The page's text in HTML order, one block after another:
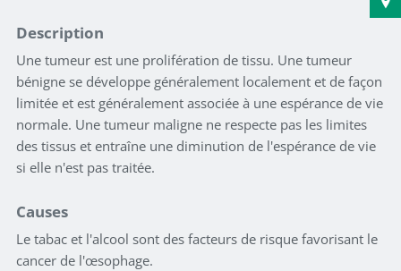
Description
Une tumeur est une prolifération de tissu. Une tumeur
bénigne se développe généralement localement et de façon
limitée et est généralement associée à une espérance de vie
normale. Une tumeur maligne ne respecte pas les limites
des tissus et entraîne une diminution de l'espérance de vie
si elle n'est pas traitée.
Causes
Le tabac et l'alcool sont des facteurs de risque favorisant le
cancer de l'œsophage.